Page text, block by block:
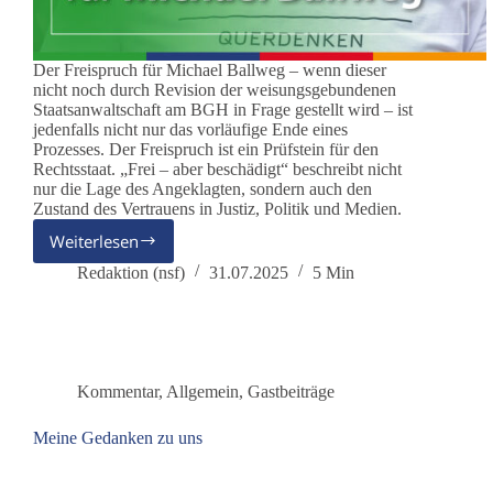
Der Freispruch für Michael Ballweg – wenn dieser
nicht noch durch Revision der weisungsgebundenen
Staatsanwaltschaft am BGH in Frage gestellt wird – ist
jedenfalls nicht nur das vorläufige Ende eines
Prozesses. Der Freispruch ist ein Prüfstein für den
Rechtsstaat. „Frei – aber beschädigt“ beschreibt nicht
nur die Lage des Angeklagten, sondern auch den
Zustand des Vertrauens in Justiz, Politik und Medien.
WeiterlesenFreispruch
für
Lehren
für
Justiz,
Redaktion (nsf) 31.07.2025 5 Min
Kommentar, Allgemein, Gastbeiträge
Meine Gedanken zu uns